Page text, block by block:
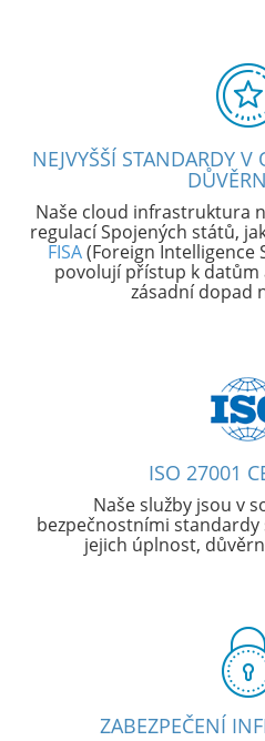
NEJVYŠŠÍ STANDARDY
Naše cloud infrastruktura
regulací Spojených států,
FISA(Foreign Intelligence
povolují přístup k datům
zásadní dopad
ISO 27001
Naše služby jsou v
bezpečnostními standardy
jejich úplnost,
ZABEZPEČENÍ